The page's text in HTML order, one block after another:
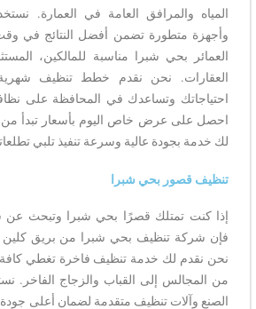
المياه والمرافق العامة في العمارة.
وأجهزة متطورة تضمن أفضل النتائج في
العمائر بحي شبرا مناسبة للمالكين،
العقارات. نحن نقدم خطط تنظيف
احتياجاتك وتساعدك في المحافظة على
لك خدمة بجودة عالية وسرعة تنفيذ تلبي
تنظيف قصور بحي شبرا
إذا كنت تمتلك قصرًا بحي شبرا وتبحث عن
فإن شركة تنظيف بحي شبرا من بريق كلين
نحن نقدم لك خدمة تنظيف فاخرة تغطي كافة
من المجالس إلى القباب والزجاج الفاخر.
الصنع وآلات تنظيف متقدمة لضمان أعلى جودة